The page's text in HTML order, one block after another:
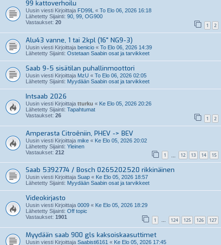
99 kattoverhoilu
Uusin viesti Kirjoittaja FD99L « To Elo 06, 2026 16:18
Lähetetty Sijainti: 90, 99, OG900
Vastaukset: 20 1 2
Alu43 vanne, 1 tai 2kpl (16" NG9-3)
Uusin viesti Kirjoittaja benicio « To Elo 06, 2026 14:39
Lähetetty Sijainti: Ostetaan Saabin osat ja tarvikkeet
Saab 9-5 sisätilan puhallinmoottori
Uusin viesti Kirjoittaja MzU « To Elo 06, 2026 02:05
Lähetetty Sijainti: Myydään Saabin osat ja tarvikkeet
Intsaab 2026
Uusin viesti Kirjoittaja tturku « Ke Elo 05, 2026 20:26
Lähetetty Sijainti: Tapahtumat
Vastaukset: 26 1 2
Amperasta Citroêniin, PHEV -> BEV
Uusin viesti Kirjoittaja mike « Ke Elo 05, 2026 20:02
Lähetetty Sijainti: Yleinen
Vastaukset: 212 1 12 13 14 15
Saab 5392774 / Bosch 0265202520 rikkinäinen
Uusin viesti Kirjoittaja Suap « Ke Elo 05, 2026 18:57
Lähetetty Sijainti: Myydään Saabin osat ja tarvikkeet
Videokirjasto
Uusin viesti Kirjoittaja 0009 « Ke Elo 05, 2026 18:29
Lähetetty Sijainti: Off topic
Vastaukset: 1901 1 … 124 125 126 127
Myydään saab 900 gls kaksoiskaasuttimet
Uusin viesti Kirjoittaja Saabisti6161 « Ke Elo 05, 2026 17:45